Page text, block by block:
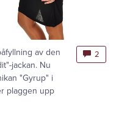
av den
jackan. Nu
"Gyrup" i
plaggen upp
2